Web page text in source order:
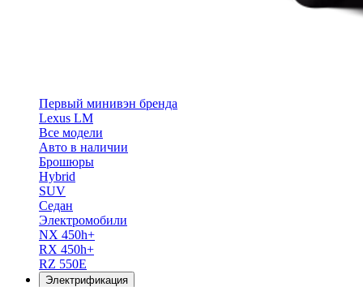
Первый минивэн бренда
Lexus LM
Все модели
Авто в наличии
Брошюры
Hybrid
SUV
Седан
Электромобили
NX 450h+
RX 450h+
RZ 550E
Электрификация